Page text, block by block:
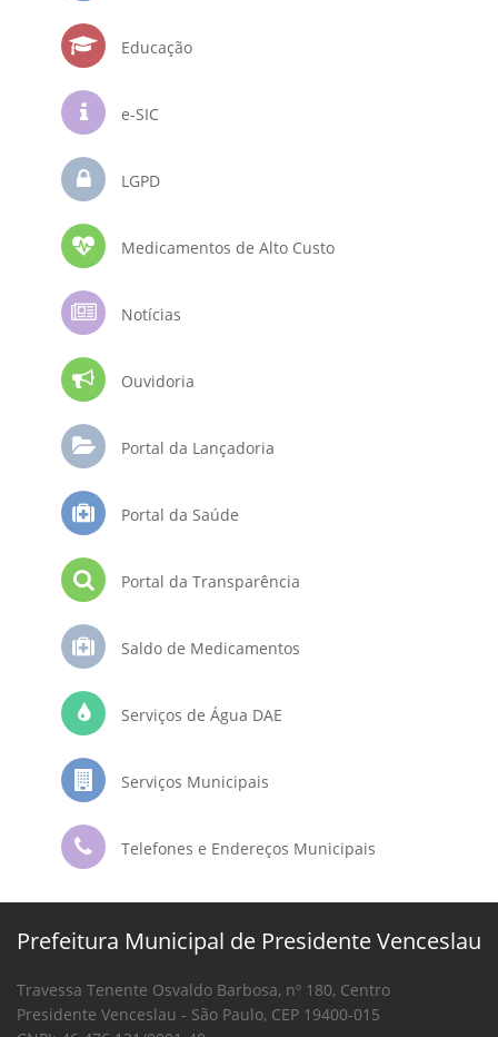
Educação
e-SIC
LGPD
Medicamentos de Alto Custo
Notícias
Ouvidoria
Portal da Lançadoria
Portal da Saúde
Portal da Transparência
Saldo de Medicamentos
Serviços de Água DAE
Serviços Municipais
Telefones e Endereços Municipais
Prefeitura Municipal de Presidente Venceslau
Travessa Tenente Osvaldo Barbosa, nº 180, Centro
Presidente Venceslau - São Paulo, CEP 19400-015